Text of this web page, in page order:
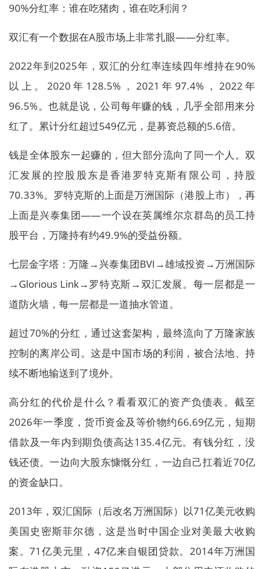
90%分红率：谁在吃猪肉，谁在吃利润？
双汇有一个数据在A股市场上非常扎眼——分红率。
2022年到2025年，双汇的分红率连续四年维持在90%
以上。2020年128.5%，2021年97.4%，2022年
96.5%。也就是说，公司每年赚的钱，几乎全部用来分
红了。累计分红超过549亿元，是募资总额的5.6倍。
钱是全体股东一起赚的，但大部分流向了同一个人。双
汇发展的控股股东是香港罗特克斯有限公司，持股
70.33%。罗特克斯的上面是万洲国际（港股上市），再
上面是兴泰集团——一个设在英属维尔京群岛的员工持
股平台，万隆持有约49.9%的受益份额。
七层金字塔：万隆→兴泰集团BVI→雄域投资→万洲国际
→Glorious Link→罗特克斯→双汇发展。每一层都是一
道防火墙，每一层都是一道抽水管道。
超过70%的分红，通过这套架构，最终流向了万隆家族
控制的离岸公司。这是中国市场的利润，被合法地、持
续不断地输送到了境外。
高分红的代价是什么？看看双汇的资产负债表。截至
2026年一季度，货币资金及等价物约66.69亿元，短期
借款及一年内到期负债高达135.4亿元。有钱分红，没
钱还债。一边向大股东慷慨分红，一边自己扛着近70亿
的资金缺口。
2013年，双汇国际（后改名万洲国际）以71亿美元收购
美国史密斯菲尔德，这是当时中国企业对美最大收购
案。71亿美元里，47亿来自银团贷款。2014年万洲国